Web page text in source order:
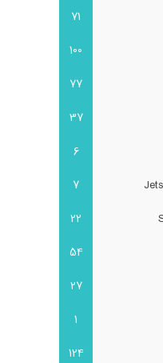
71
100
77
37
6
7
22
54
27
1
124